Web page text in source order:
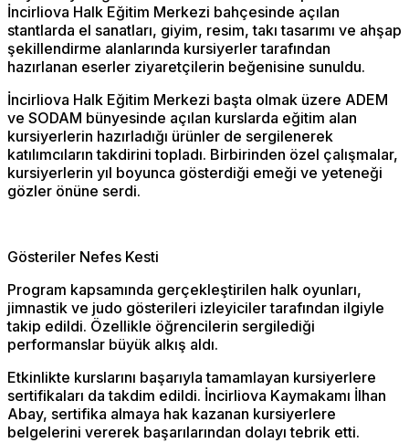
İncirliova Halk Eğitim Merkezi bahçesinde açılan
stantlarda el sanatları, giyim, resim, takı tasarımı ve ahşap
şekillendirme alanlarında kursiyerler tarafından
hazırlanan eserler ziyaretçilerin beğenisine sunuldu.
İncirliova Halk Eğitim Merkezi başta olmak üzere ADEM
ve SODAM bünyesinde açılan kurslarda eğitim alan
kursiyerlerin hazırladığı ürünler de sergilenerek
katılımcıların takdirini topladı. Birbirinden özel çalışmalar,
kursiyerlerin yıl boyunca gösterdiği emeği ve yeteneği
gözler önüne serdi.
Gösteriler Nefes Kesti
Program kapsamında gerçekleştirilen halk oyunları,
jimnastik ve judo gösterileri izleyiciler tarafından ilgiyle
takip edildi. Özellikle öğrencilerin sergilediği
performanslar büyük alkış aldı.
Etkinlikte kurslarını başarıyla tamamlayan kursiyerlere
sertifikaları da takdim edildi. İncirliova Kaymakamı İlhan
Abay, sertifika almaya hak kazanan kursiyerlere
belgelerini vererek başarılarından dolayı tebrik etti.